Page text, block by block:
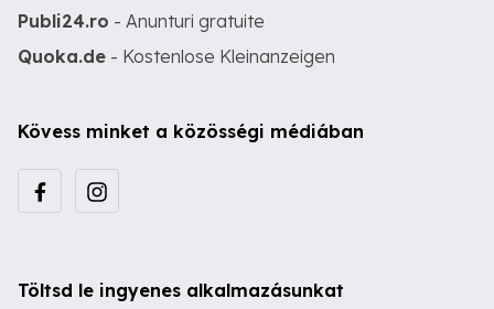
Publi24.ro - Anunturi gratuite
Quoka.de - Kostenlose Kleinanzeigen
Kövess minket a közösségi médiában
Töltsd le ingyenes alkalmazásunkat